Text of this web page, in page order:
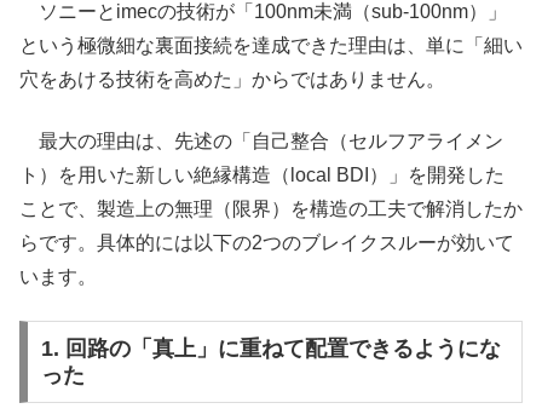
ソニーとimecの技術が「100nm未満（sub-100nm）」
という極微細な裏面接続を達成できた理由は、単に「細い
穴をあける技術を高めた」からではありません。
最大の理由は、先述の「自己整合（セルフアライメン
ト）を用いた新しい絶縁構造（local BDI）」を開発した
ことで、製造上の無理（限界）を構造の工夫で解消したか
らです。具体的には以下の2つのブレイクスルーが効いて
います。
1. 回路の「真上」に重ねて配置できるようにな
った